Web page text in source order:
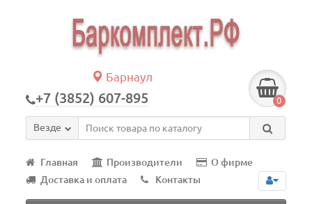
Барнаул
+7 (3852) 607-895 0
Везде
Главная Производители
О фирме
Доставка и оплата
Контакты